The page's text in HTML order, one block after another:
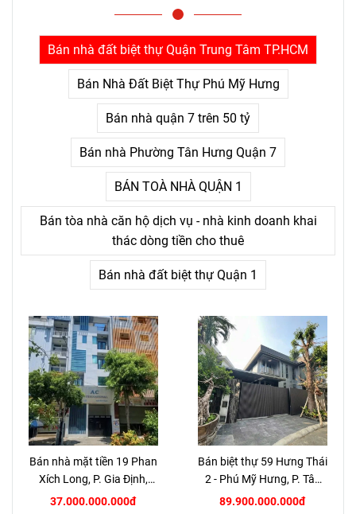
phải là khó khăn lớn, mà là
nỗi đau kéo dài không thấy
điểm kết.
Bán nhà đất biệt thự Quận Trung Tâm TP.HCM
Bán Nhà Đất Biệt Thự Phú Mỹ Hưng
Bán nhà quận 7 trên 50 tỷ
Bán nhà Phường Tân Hưng Quận 7
BÁN TOÀ NHÀ QUẬN 1
Bán tòa nhà căn hộ dịch vụ - nhà kinh doanh khai
thác dòng tiền cho thuê
Bán nhà đất biệt thự Quận 1
Bán nhà mặt tiền 19 Phan
Xích Long, P. Gia Định,
TP.HCM
37.000.000.000đ
Bán biệt thự 59 Hưng Thái
2 - Phú Mỹ Hưng, P. Tân
Hưng, Quận 7
89.900.000.000đ